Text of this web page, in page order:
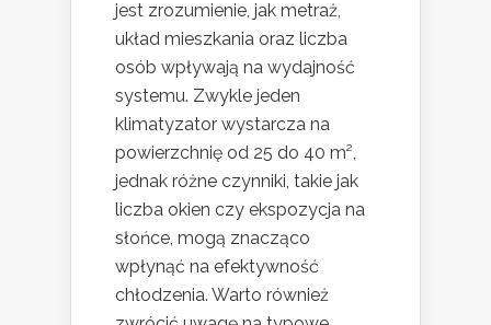
jest zrozumienie, jak metraż,
układ mieszkania oraz liczba
osób wpływają na wydajność
systemu. Zwykle jeden
klimatyzator wystarcza na
powierzchnię od 25 do 40 m²,
jednak różne czynniki, takie jak
liczba okien czy ekspozycja na
słońce, mogą znacząco
wpłynąć na efektywność
chłodzenia. Warto również